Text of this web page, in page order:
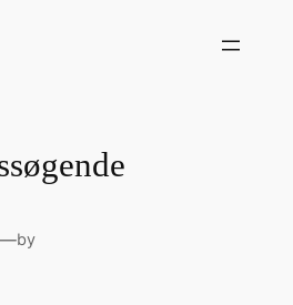
by